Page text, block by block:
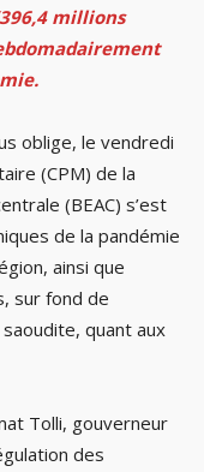
millions
oblige, le vendredi
(CPM) de la
(BEAC) s’est
de la pandémie
ainsi que
sur fond de
quant aux
Tolli, gouverneur
des